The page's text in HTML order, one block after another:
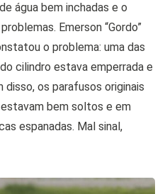
água bem inchadas e o
Emerson “Gordo”
o problema: uma das
cilindro estava emperrada e
disso, os parafusos originais
bem soltos e em
espanadas. Mal sinal,